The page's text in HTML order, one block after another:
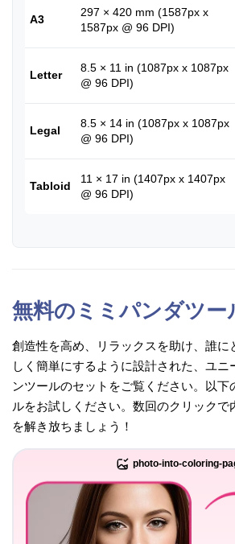
A3
297 × 420 mm (1587px x
1587px @ 96 DPI)
Letter
8.5 × 11 in (1087px x 1087px
@ 96 DPI)
Legal
8.5 × 14 in (1087px x 1087px
@ 96 DPI)
Tabloid
11 × 17 in (1407px x 1407px
@ 96 DPI)
無料のミミパンダツー
創造性を高め、リラックスを助け、誰に
しく簡単にするように設計された、ユニ
ンツールのセットをご覧ください。以下
ルをお試しください。数回のクリックで
を解き放ちましょう！
photo-into-coloring-